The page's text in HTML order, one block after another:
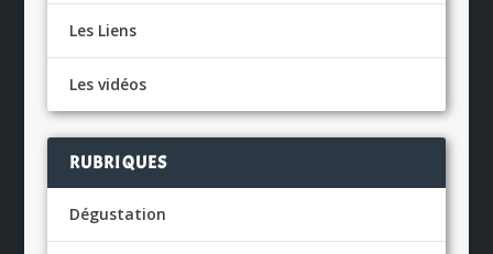
Les Liens
Les vidéos
RUBRIQUES
Dégustation